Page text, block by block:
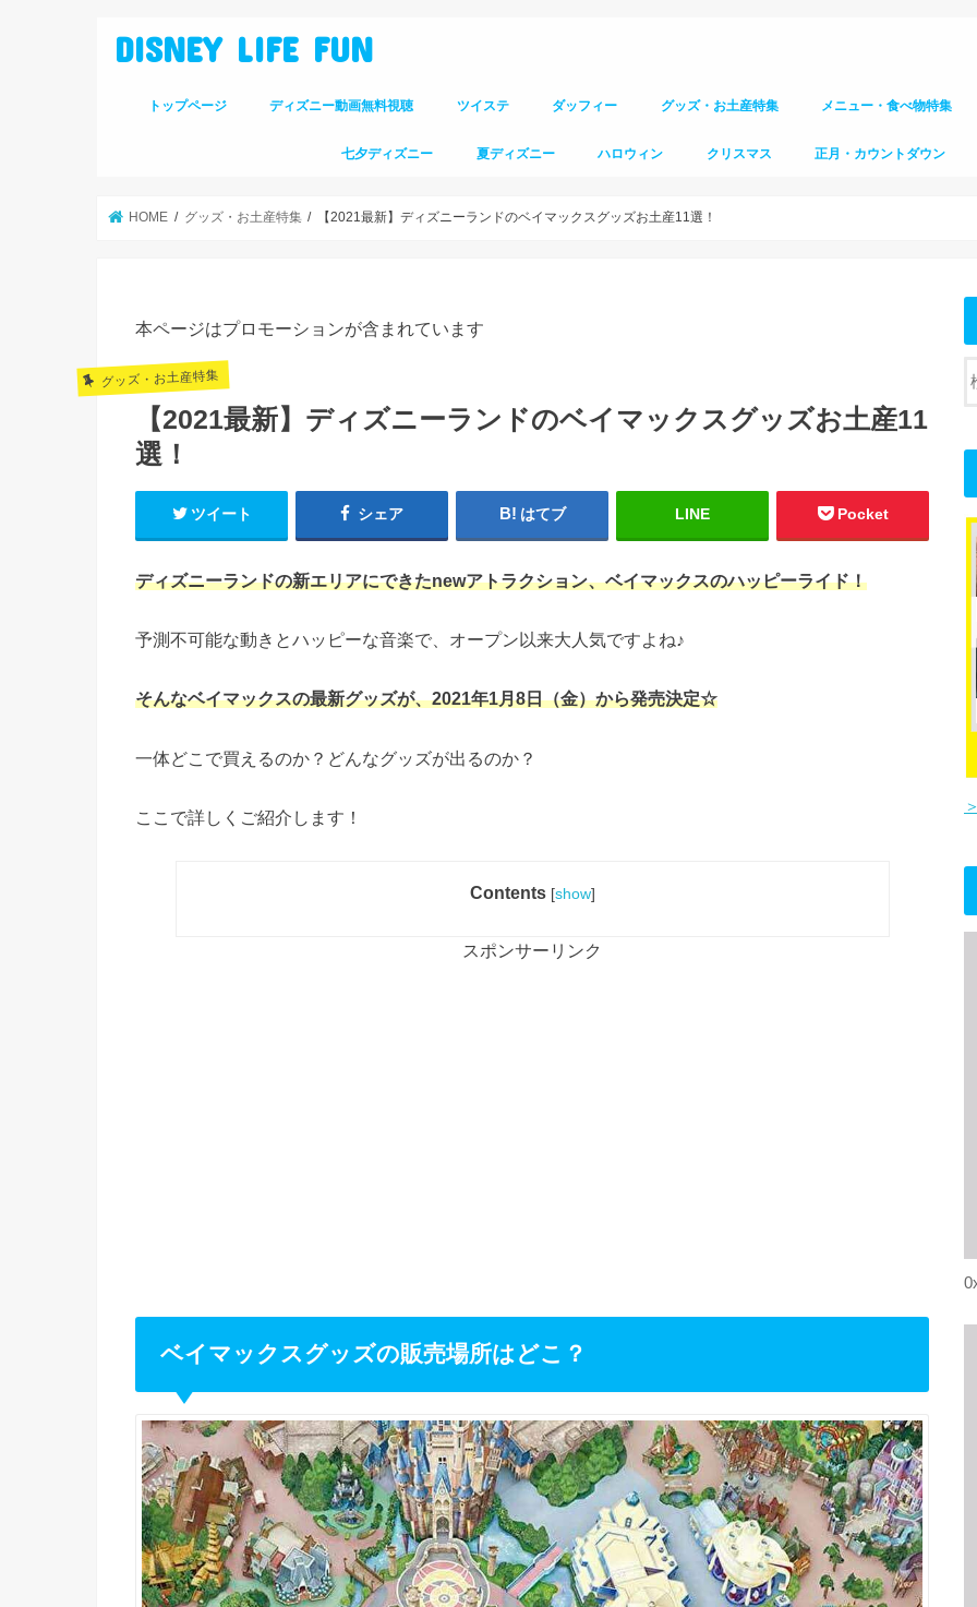
DISNEY LIFE FUN
トップページ ディズニー動画無料視聴 ツイステ ダッフィー グッズ・お土産特集 メニュー・食べ物特集
七夕ディズニー 夏ディズニー ハロウィン クリスマス 正月・カウントダウン
HOME グッズ・お土産特集 【2021最新】ディズニーランドのベイマックスグッズお土産11選！
本ページはプロモーションが含まれています
グッズ・お土産特集
【2021最新】ディズニーランドのベイマックスグッズお土産11
選！
ツイート シェア はてブ LINE Pocket
ディズニーランドの新エリアにできたnewアトラクション、ベイマックスのハッピーライド！
予測不可能な動きとハッピーな音楽で、オープン以来大人気ですよね♪
そんなベイマックスの最新グッズが、2021年1月8日（金）から発売決定☆
一体どこで買えるのか？どんなグッズが出るのか？
ここで詳しくご紹介します！
Contents [show]
スポンサーリンク
ベイマックスグッズの販売場所はどこ？